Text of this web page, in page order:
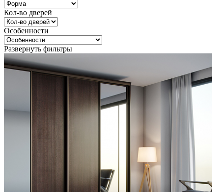
Кол-во дверей
Особенности
Развернуть фильтры